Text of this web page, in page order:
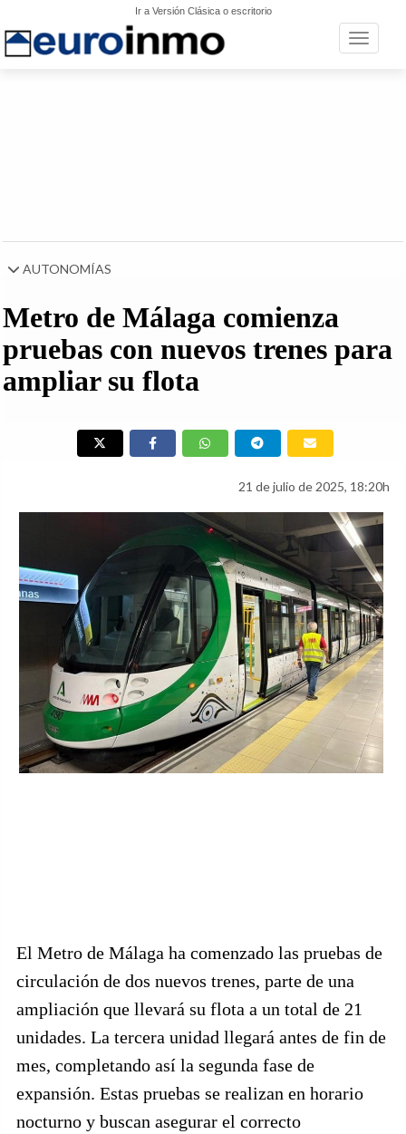
Ir a Versión Clásica o escritorio
Toggle
AUTONOMÍAS
Metro de Málaga comienza
pruebas con nuevos trenes para
ampliar su flota
21 de julio de 2025, 18:20h
El Metro de Málaga ha comenzado las pruebas de
circulación de dos nuevos trenes, parte de una
ampliación que llevará su flota a un total de 21
unidades. La tercera unidad llegará antes de fin de
mes, completando así la segunda fase de
expansión. Estas pruebas se realizan en horario
nocturno y buscan asegurar el correcto